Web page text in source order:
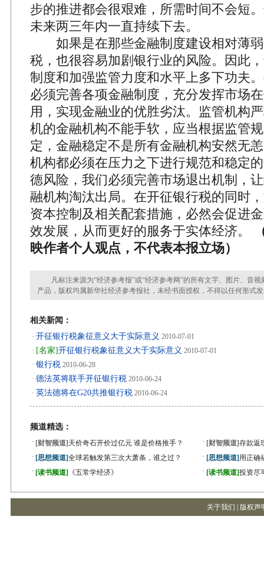
步的推进都会很艰难，所需时间不会短
未来两三年内一直持续下去。
如果是在那些金融制度建设相对薄弱
税，也很容易加剧银行业的风险。因此
制度和加强监管力度和水平上多下功夫
必须完善各项金融制度，充分发挥市场
用，实现金融业的优胜劣汰。监管机构
机的金融机构不能手软，应当根据监管
定，金融稳定不是所有金融机构安然无
机构都必须在压力之下进行规范和稳定
德风险，我们必须完善市场退出机制，
融机构淘汰出局。在开征银行税的同时
资本控制及相关配套措施，必然会促进
效发展，从而更好的服务于实体经济。
映作者个人观点，不代表本报立场）
凡标注来源为“经济参考报”或“经济参考网”的所有文字、图片、音视
产品，版权均属新华社经济参考报社，未经书面授权，不得以任何形式
相关新闻：
· 开征银行税象征意义大于实际意义 2010-07-01
· [名家]开征银行税象征意义大于实际意义 2010-07-01
· 银行税 2010-06-28
· 德法英将联手开征银行税 2010-06-24
· 英法德将在G20共推银行税 2010-06-24
频道精选：
· [财智频道] 天价奇石开价过亿元 谁是价格推手？ · [财智频道]存款返
· [思想频道]全球若触发第三次大萧条，谁之过？ · [思想频道] 用正确
· [读书频道] 《五常学经济》 · [读书频道]投资尽